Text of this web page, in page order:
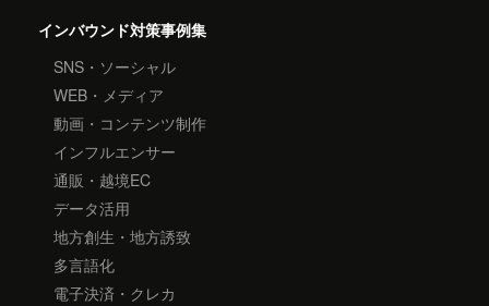
インバウンド対策事例集
SNS・ソーシャル
WEB・メディア
動画・コンテンツ制作
インフルエンサー
通販・越境EC
データ活用
地方創生・地方誘致
多言語化
電子決済・クレカ